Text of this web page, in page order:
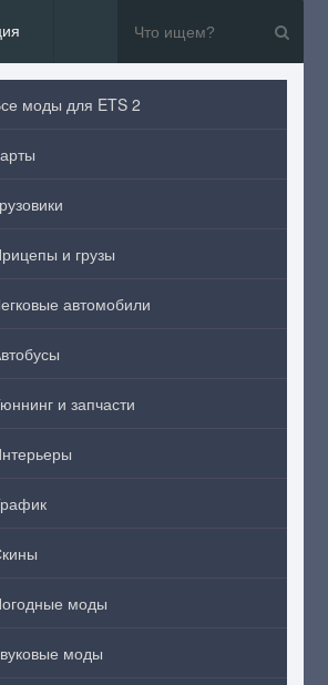
моды для ETS 2
и грузы
автомобили
и запчасти
моды
моды